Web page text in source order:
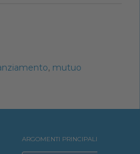
, mutuo
ARGOMENTI PRINCIPALI